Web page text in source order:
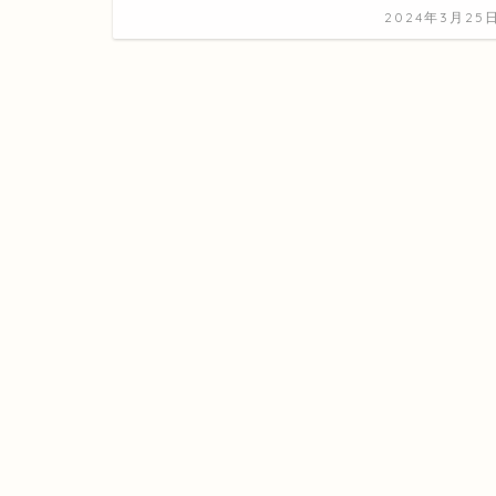
2024年3月25